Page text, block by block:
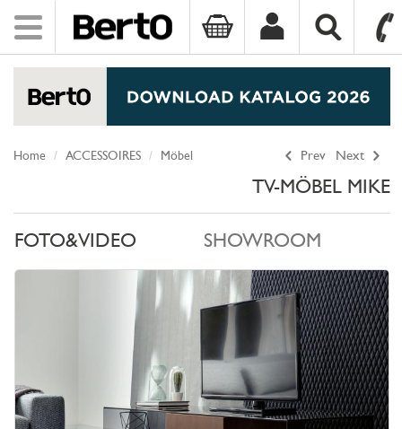
Toggle
navigation
Prev Next
Home ACCESSOIRES Möbel
TV-MÖBEL MIKE
FOTO&VIDEO SHOWROOM